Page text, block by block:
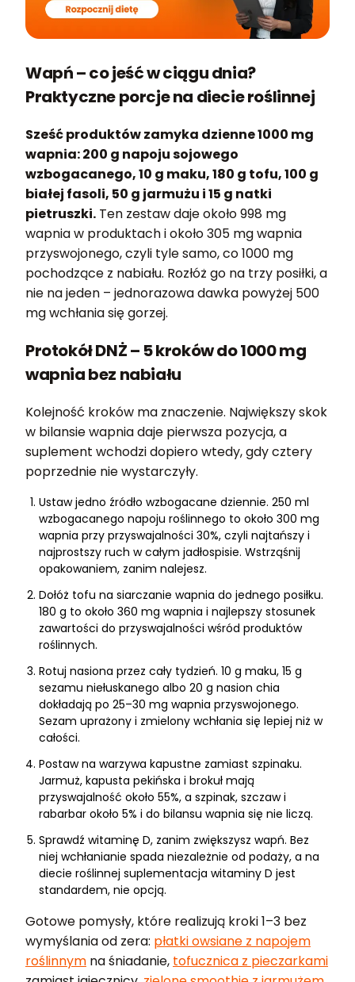
Wapń – co jeść w ciągu dnia?
Praktyczne porcje na diecie roślinnej
Sześć produktów zamyka dzienne 1000 mg
wapnia: 200 g napoju sojowego
wzbogacanego, 10 g maku, 180 g tofu, 100 g
białej fasoli, 50 g jarmużu i 15 g natki
pietruszki. Ten zestaw daje około 998 mg
wapnia w produktach i około 305 mg wapnia
przyswojonego, czyli tyle samo, co 1000 mg
pochodzące z nabiału. Rozłóż go na trzy posiłki, a
nie na jeden – jednorazowa dawka powyżej 500
mg wchłania się gorzej.
Protokół DNŻ – 5 kroków do 1000 mg
wapnia bez nabiału
Kolejność kroków ma znaczenie. Największy skok
w bilansie wapnia daje pierwsza pozycja, a
suplement wchodzi dopiero wtedy, gdy cztery
poprzednie nie wystarczyły.
Ustaw jedno źródło wzbogacane dziennie. 250 ml
wzbogacanego napoju roślinnego to około 300 mg
wapnia przy przyswajalności 30%, czyli najtańszy i
najprostszy ruch w całym jadłospisie. Wstrząśnij
opakowaniem, zanim nalejesz.
Dołóż tofu na siarczanie wapnia do jednego posiłku.
180 g to około 360 mg wapnia i najlepszy stosunek
zawartości do przyswajalności wśród produktów
roślinnych.
Rotuj nasiona przez cały tydzień. 10 g maku, 15 g
sezamu niełuskanego albo 20 g nasion chia
dokładają po 25–30 mg wapnia przyswojonego.
Sezam uprażony i zmielony wchłania się lepiej niż w
całości.
Postaw na warzywa kapustne zamiast szpinaku.
Jarmuż, kapusta pekińska i brokuł mają
przyswajalność około 55%, a szpinak, szczaw i
rabarbar około 5% i do bilansu wapnia się nie liczą.
Sprawdź witaminę D, zanim zwiększysz wapń. Bez
niej wchłanianie spada niezależnie od podaży, a na
diecie roślinnej suplementacja witaminy D jest
standardem, nie opcją.
Gotowe pomysły, które realizują kroki 1–3 bez
wymyślania od zera: płatki owsiane z napojem
roślinnym na śniadanie, tofucznica z pieczarkami